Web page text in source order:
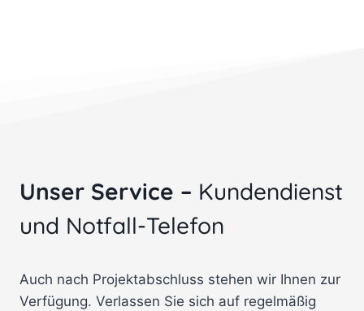
Unser Service – Kundendienst
und Notfall-Telefon
Auch nach Projektabschluss stehen wir Ihnen zur
Verfügung. Verlassen Sie sich auf regelmäßig